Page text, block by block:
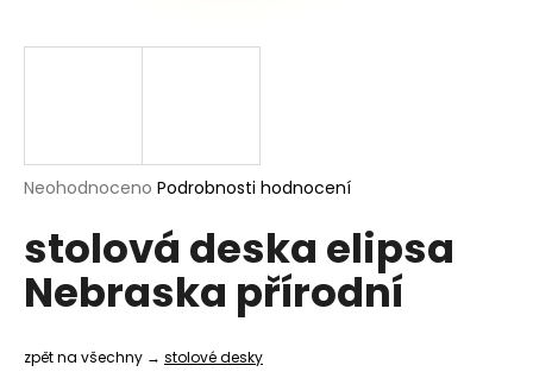
Průměrné
produktu
je
0,0
hvězdiček.
Neohodnoceno Podrobnosti hodnocení
stolová deska elipsa
Nebraska přírodní
zpět na všechny → stolové desky
j
?
HLEDAT